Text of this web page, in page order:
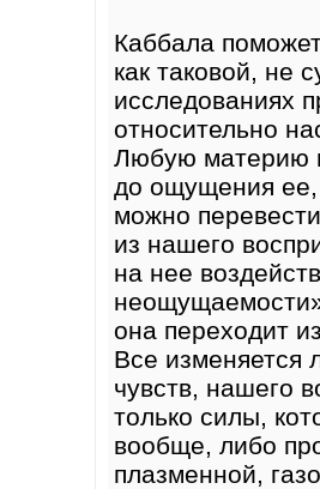
Каббала
как таковой, не
исследованиях
относительно
Любую материю
до ощущения ее,
можно
из нашего
на нее
она переходит
Все изменяется
чувств, нашего
только силы,
вообще, либо
плазменной,